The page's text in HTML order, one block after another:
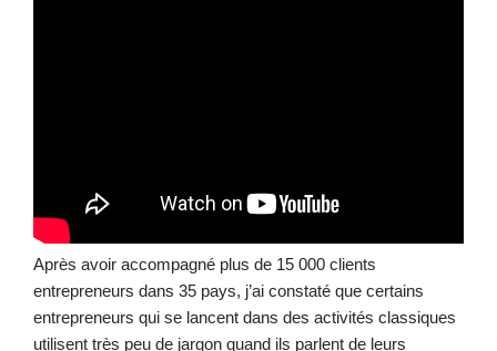
Après avoir accompagné plus de 15 000 clients
entrepreneurs dans 35 pays, j’ai constaté que certains
entrepreneurs qui se lancent dans des activités classiques
utilisent très peu de jargon quand ils parlent de leurs